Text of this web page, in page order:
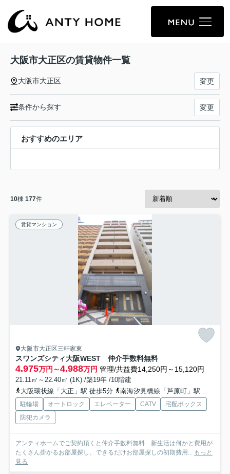
大阪市大正区の賃貸物件一覧
大阪市大正区 変更
条件から探す 変更
おすすめのエリア
10棟 177件
賃貸マンション
大阪市大正区三軒家東
スワンズシティ大阪WEST 仲介手数料無料
4.975万円～4.988万円 管理/共益費14,250円～15,120円
21.11㎡～22.40㎡ (1K) /築19年 /10階建
大阪環状線「大正」駅 徒歩5分
南海汐見橋線「芦原町」駅 徒歩11分
駐輪場 オートロック エレベーター CATV
宅配ボックス
防犯カメラ
アンティホームでご契約頂くと仲介手数料無料 新生活は何かと費用が
たくさん掛かるお部屋探し。できるだけお部屋探しの初期費用...
もっと
見る